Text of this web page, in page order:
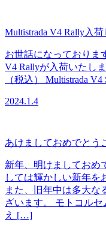
Multistrada V4 Rally入
お世話になっており
V4 Rallyが入荷いたし
（税込） Multistrada
2024.1.4
あけましておめでとう
新年、明けましておめ
しては輝かしい新年を
また、旧年中は多大な
ざいます。 モトコル
え […]